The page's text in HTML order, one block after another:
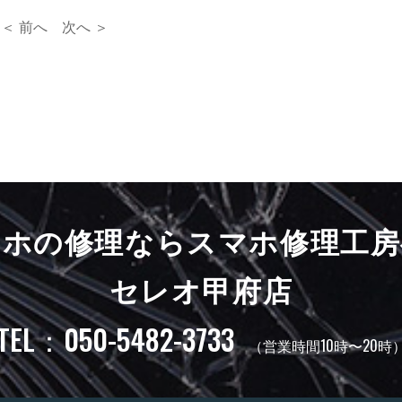
＜ 前へ 次へ ＞
の修理ならスマホ修理工
セレオ甲府店
：050-5482-3733 （営業時間10時〜20時